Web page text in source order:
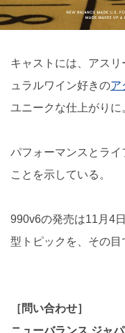
キャストには、アス
ュラルワイン好きのア
ユニークな仕上がりに
パフォーマンスとラ
ことを示している。
990v6の発売は11月4
型トピックを、その目
［問い合わせ］
ニューバランス ジャ